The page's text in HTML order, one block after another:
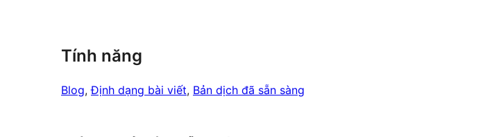
Tính năng
Blog, Định dạng bài viết, Bản dịch đã sẵn sàng